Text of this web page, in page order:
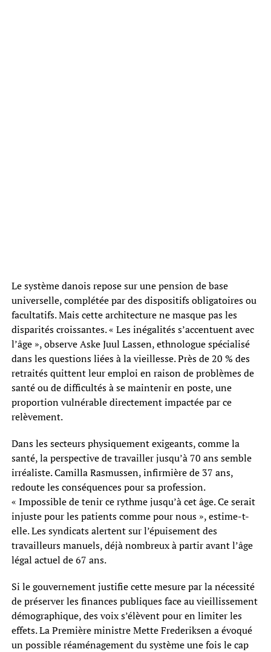
Le système danois repose sur une pension de base
universelle, complétée par des dispositifs obligatoires ou
facultatifs. Mais cette architecture ne masque pas les
disparités croissantes. « Les inégalités s’accentuent avec
l’âge », observe Aske Juul Lassen, ethnologue spécialisé
dans les questions liées à la vieillesse. Près de 20 % des
retraités quittent leur emploi en raison de problèmes de
santé ou de difficultés à se maintenir en poste, une
proportion vulnérable directement impactée par ce
relèvement.
Dans les secteurs physiquement exigeants, comme la
santé, la perspective de travailler jusqu’à 70 ans semble
irréaliste. Camilla Rasmussen, infirmière de 37 ans,
redoute les conséquences pour sa profession.
« Impossible de tenir ce rythme jusqu’à cet âge. Ce serait
injuste pour les patients comme pour nous », estime-t-
elle. Les syndicats alertent sur l’épuisement des
travailleurs manuels, déjà nombreux à partir avant l’âge
légal actuel de 67 ans.
Si le gouvernement justifie cette mesure par la nécessité
de préserver les finances publiques face au vieillissement
démographique, des voix s’élèvent pour en limiter les
effets. La Première ministre Mette Frederiksen a évoqué
un possible réaménagement du système une fois le cap